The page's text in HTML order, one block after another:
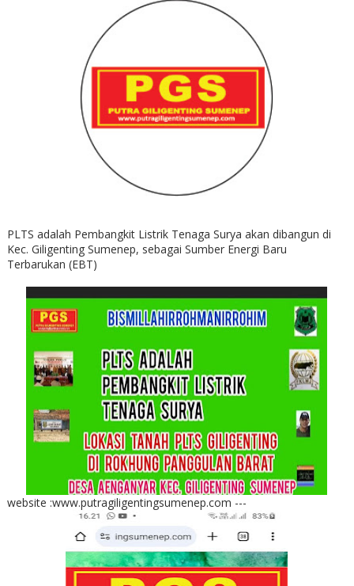
PLTS adalah Pembangkit Listrik Tenaga Surya akan dibangun di
Kec. Giligenting Sumenep, sebagai Sumber Energi Baru
Terbarukan (EBT)
website :www.putragiligentingsumenep.com ---